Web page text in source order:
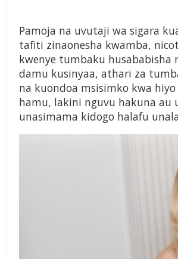
Pamoja na uvutaji wa sigara
tafiti zinaonesha kwamba,
kwenye tumbaku husababisha
damu kusinyaa, athari za
na kuondoa msisimko kwa
hamu, lakini nguvu hakuna au
unasimama kidogo halafu